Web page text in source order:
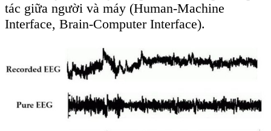
đo lường chính xác, dễ sử dụng và phù hợp với
từng ứng dụng cụ thể. Hiện nay, các dòng mũ
EEG của hãngEmotivnhưEmotiv EPOC+,
nghiên cứu nhờ khả năng thu thập tín hiệu điện
não đa kênh, không dây, tiện lợi, tích hợp sẵn
phần mềm xử lý tín hiệu. Với tín hiệu điện cơ
MindRove Armband
giải pháp tối ưu khi cung cấp khả năng đo EMG
từ nhiều cơ ở cánh tay thông qua các điện cực
tích hợp, hỗ trợ thu thập dữ liệu chuyển động cơ